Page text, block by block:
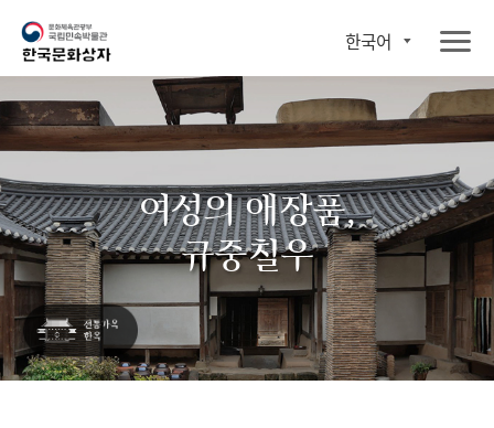
한국어
여성의 애장품,
규중칠우